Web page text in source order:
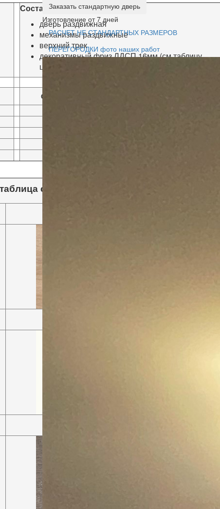
Состав комплекта:
дверь раздвижная
механизмы раздвижные
верхний трек
декоративный фриз ЛДСП 16мм (см таблицу
цветов)
СООТВЕТСТВИЕ РАЗМЕРОВ ДВЕРИ и ПРОЕМА
соответствия)
Заказать стандартную дверь
Изготовление от 7 дней
РАСЧЕТ НЕ СТАНДАРТНЫХ РАЗМЕРОВ
ПЕРЕГОРОДКИ фото наших работ